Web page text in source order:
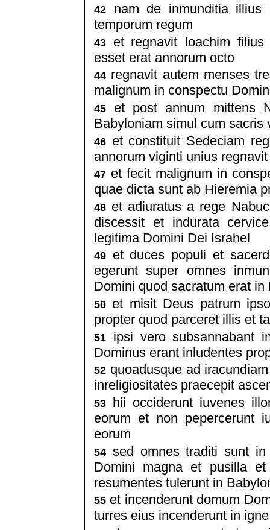
42
nam de inmunditia illius
temporum regum
43
et regnavit Ioachim
esset erat annorum octo
44 regnavit autem menses
malignum in conspectu
45
et post annum mittens
Babyloniam simul cum sacris
46 et constituit Sedeciam
annorum viginti unius
47 et fecit malignum in
quae dicta sunt ab Hieremia
48 et adiuratus a rege
discessit et indurata
legitima Domini Dei Israhel
49 et duces populi et
egerunt super omnes
Domini quod sacratum erat in
50 et misit Deus patrum
propter quod parceret illis et
51
ipsi vero subsannabant
Dominus erant inludentes
52 quoadusque ad
inreligiositates praecepit
53 hii occiderunt iuvenes
eorum et non pepercerunt
eorum
54 sed omnes traditi sunt
Domini magna et pusilla
resumentes tulerunt in
55 et incenderunt domum
turres eius incenderunt in igne